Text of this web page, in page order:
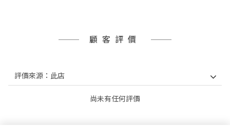
顧客評價
尚未有任何評價